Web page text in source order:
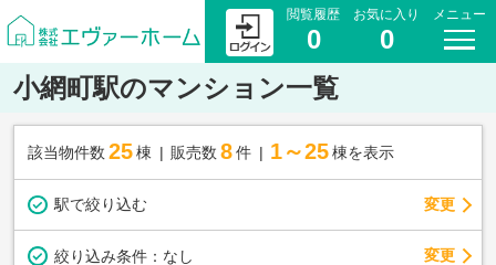
閲覧履歴
0
お気に入り
0
メニュー
小網町駅のマンション一覧
該当物件数 25棟 販売数 8 件 1～25 棟を表示
駅で絞り込む 変更
絞り込み条件： なし 変更